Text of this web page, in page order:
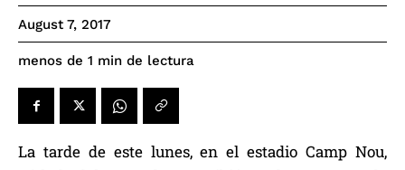
August 7, 2017
menos de 1 min de lectura
La tarde de este lunes, en el estadio Camp Nou,